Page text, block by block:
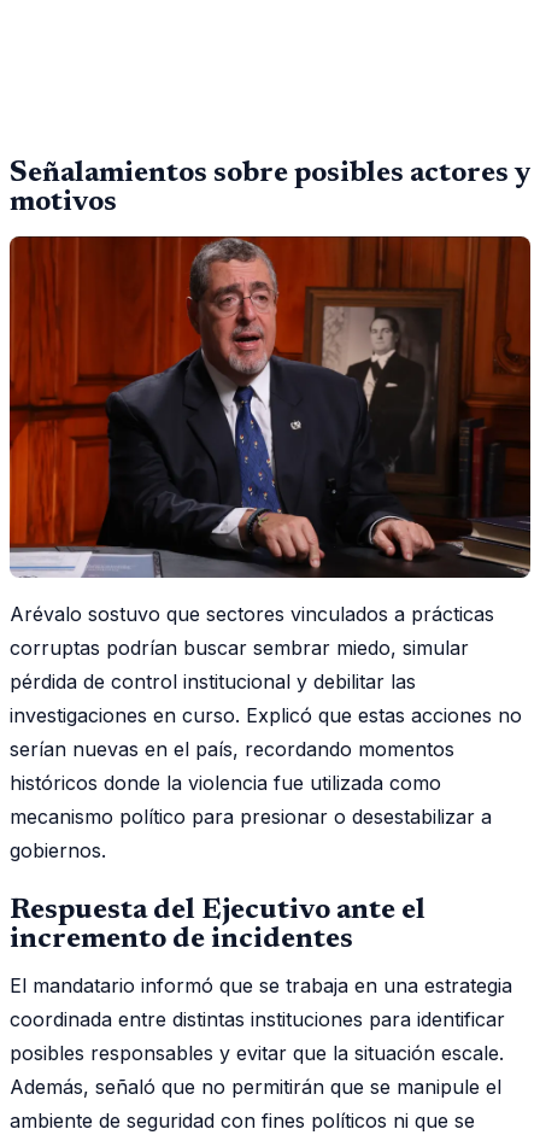
Señalamientos sobre posibles actores y
motivos
Arévalo sostuvo que sectores vinculados a prácticas
corruptas podrían buscar sembrar miedo, simular
pérdida de control institucional y debilitar las
investigaciones en curso. Explicó que estas acciones no
serían nuevas en el país, recordando momentos
históricos donde la violencia fue utilizada como
mecanismo político para presionar o desestabilizar a
gobiernos.
Respuesta del Ejecutivo ante el
incremento de incidentes
El mandatario informó que se trabaja en una estrategia
coordinada entre distintas instituciones para identificar
posibles responsables y evitar que la situación escale.
Además, señaló que no permitirán que se manipule el
ambiente de seguridad con fines políticos ni que se